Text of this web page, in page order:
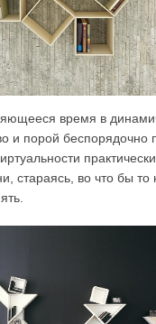
время в
и порой беспорядочно
стараясь, во что бы то